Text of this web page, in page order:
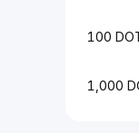
100
1,000